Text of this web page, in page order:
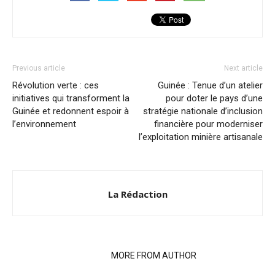
Previous article
Révolution verte : ces
initiatives qui transforment la
Guinée et redonnent espoir à
l’environnement
Next article
Guinée : Tenue d’un atelier
pour doter le pays d’une
stratégie nationale d’inclusion
financière pour moderniser
l’exploitation minière artisanale
La Rédaction
MORE FROM AUTHOR